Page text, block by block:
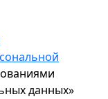
данных»